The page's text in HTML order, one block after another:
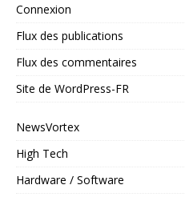
Connexion
Flux des publications
Flux des commentaires
Site de WordPress-FR
NewsVortex
High Tech
Hardware / Software